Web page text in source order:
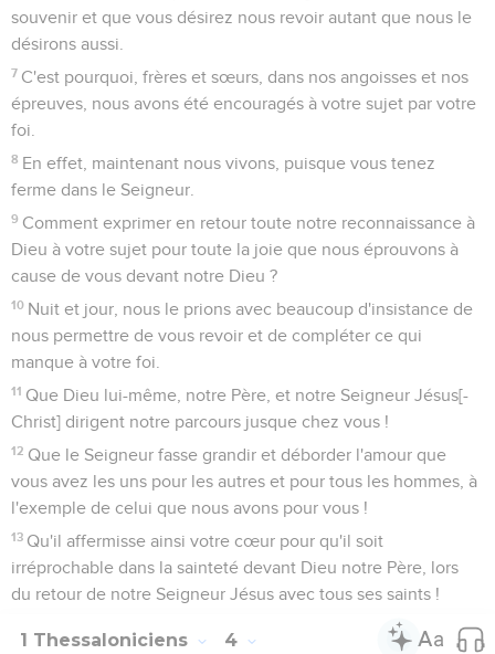
souvenir et que vous désirez nous revoir autant que nous le
désirons aussi.
7 C'est pourquoi, frères et sœurs, dans nos angoisses et nos
épreuves, nous avons été encouragés à votre sujet par votre
foi.
8 En effet, maintenant nous vivons, puisque vous tenez
ferme dans le Seigneur.
9 Comment exprimer en retour toute notre reconnaissance à
Dieu à votre sujet pour toute la joie que nous éprouvons à
cause de vous devant notre Dieu ?
10 Nuit et jour, nous le prions avec beaucoup d'insistance de
nous permettre de vous revoir et de compléter ce qui
manque à votre foi.
11 Que Dieu lui-même, notre Père, et notre Seigneur Jésus[-
Christ] dirigent notre parcours jusque chez vous !
12 Que le Seigneur fasse grandir et déborder l'amour que
vous avez les uns pour les autres et pour tous les hommes, à
l'exemple de celui que nous avons pour vous !
13 Qu'il affermisse ainsi votre cœur pour qu'il soit
irréprochable dans la sainteté devant Dieu notre Père, lors
du retour de notre Seigneur Jésus avec tous ses saints !
1 Thessaloniciens 4